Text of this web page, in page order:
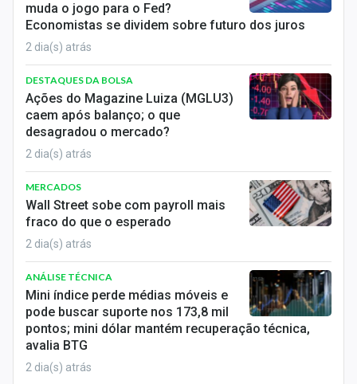
muda o jogo para o Fed?
Economistas se dividem sobre futuro dos juros
2 dia(s) atrás
DESTAQUES DA BOLSA
Ações do Magazine Luiza (MGLU3)
caem após balanço; o que
desagradou o mercado?
2 dia(s) atrás
MERCADOS
Wall Street sobe com payroll mais
fraco do que o esperado
2 dia(s) atrás
ANÁLISE TÉCNICA
Mini índice perde médias móveis e
pode buscar suporte nos 173,8 mil
pontos; mini dólar mantém recuperação técnica,
avalia BTG
2 dia(s) atrás